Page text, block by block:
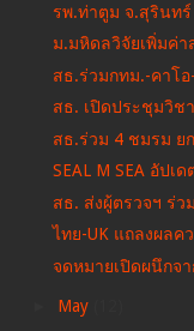
รพ.ท่าตูม จ.สุรินท
ม.มหิดลวิจัยเพิ่มค่า
สธ.ร่วมกทม.-คาโ
สธ. เปิดประชุมวิช
สธ.ร่วม 4 ชมรม ย
SEAL M SEA อัปเ
สธ. ส่งผู้ตรวจฯ ร่
ไทย-UK แถลงผลค
จดหมายเปิดผนึกจ
May